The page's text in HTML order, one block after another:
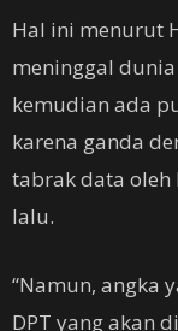
Hal ini menurut
meninggal
kemudian ada
karena ganda
tabrak data oleh
lalu.
“Namun, angka
DPT yang akan